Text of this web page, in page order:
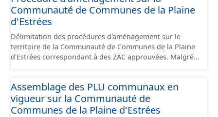
données avec un statut "en service", "en travaux" ou
"provisoire".
Communauté de Communes de la Plaine
d'Estrées
Délimitation des procédures d'aménagement sur le
territoire de la Communauté de Communes de la Plaine
d'Estrées correspondant à des ZAC approuvées. Malgré
Assemblage des PLU communaux en
vigueur sur la Communauté de
Communes de la Plaine d'Estrées